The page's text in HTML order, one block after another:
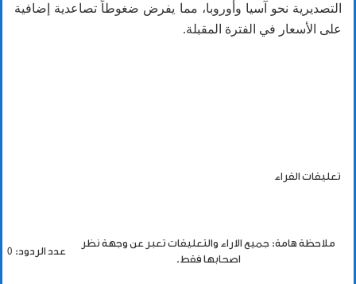
التصديرية نحو آسيا وأوروبا، مما يفرض ضغوطاً تصاعدية إضافية
على الأسعار في الفترة المقبلة.
تعليقات القراء
ملاحظة هامة: جميع الاراء والتعليقات تعبر عن وجهة نظر
اصحابها فقط.
عدد الردود: 0